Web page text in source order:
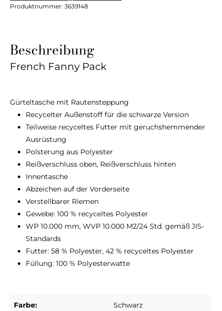
Produktnummer: 3639148
Beschreibung
French Fanny Pack
Gürteltasche mit Rautensteppung
Recycelter Außenstoff für die schwarze Version
Teilweise recyceltes Futter mit geruchshemmender
Ausrüstung
Polsterung aus Polyester
Reißverschluss oben, Reißverschluss hinten
Innentasche
Abzeichen auf der Vorderseite
Verstellbarer Riemen
Gewebe: 100 % recyceltes Polyester
WP 10.000 mm, WVP 10.000 M2/24 Std. gemäß JIS-
Standards
Futter: 58 % Polyester, 42 % recyceltes Polyester
Füllung: 100 % Polyesterwatte
Farbe: Schwarz